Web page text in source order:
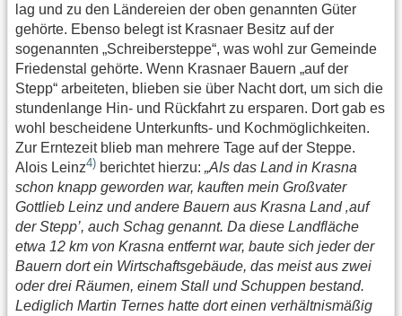
lag und zu den Ländereien der oben genannten Güter
gehörte. Ebenso belegt ist Krasnaer Besitz auf der
sogenannten „Schreibersteppe“, was wohl zur Gemeinde
Friedenstal gehörte. Wenn Krasnaer Bauern „auf der
Stepp“ arbeiteten, blieben sie über Nacht dort, um sich die
stundenlange Hin- und Rückfahrt zu ersparen. Dort gab es
wohl bescheidene Unterkunfts- und Kochmöglichkeiten.
Zur Erntezeit blieb man mehrere Tage auf der Steppe.
Alois Leinz4) berichtet hierzu: „Als das Land in Krasna
schon knapp geworden war, kauften mein Großvater
Gottlieb Leinz und andere Bauern aus Krasna Land ‚auf
der Stepp’, auch Schag genannt. Da diese Landfläche
etwa 12 km von Krasna entfernt war, baute sich jeder der
Bauern dort ein Wirtschaftsgebäude, das meist aus zwei
oder drei Räumen, einem Stall und Schuppen bestand.
Lediglich Martin Ternes hatte dort einen verhältnismäßig